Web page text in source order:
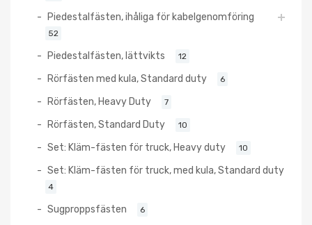
Piedestalfästen, ihåliga för kabelgenomföring
52
Piedestalfästen, lättvikts 12
Rörfästen med kula, Standard duty 6
Rörfästen, Heavy Duty 7
Rörfästen, Standard Duty 10
Set: Kläm-fästen för truck, Heavy duty 10
Set: Kläm-fästen för truck, med kula, Standard duty
4
Sugproppsfästen 6